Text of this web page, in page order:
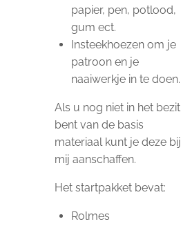
papier, pen, potlood,
gum ect.
Insteekhoezen om je
patroon en je
naaiwerkje in te doen.
Als u nog niet in het bezit
bent van de basis
materiaal kunt je deze bij
mij aanschaffen.
Het startpakket bevat:
Rolmes